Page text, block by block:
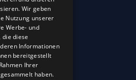
Wir geben
Nutzung unserer
Werbe- und
diese
Informationen
bereitgestellt
Ihrer
haben.